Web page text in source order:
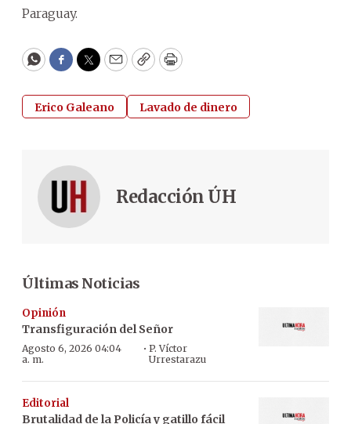
Paraguay.
WhatsApp
Facebook
Twitter
EmailCopyPrint
Erico Galeano Lavado de dinero
Redacción ÚH
Últimas Noticias
Opinión
Transfiguración del Señor
Agosto 6, 2026 04:04
a. m.
· P. Víctor
Urrestarazu
Editorial
Brutalidad de la Policía y gatillo fácil